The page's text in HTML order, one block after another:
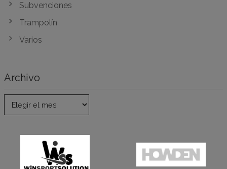
Subvenciones
Trampolín
Varios
Archivo